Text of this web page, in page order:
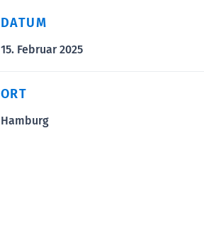
DATUM
15. Februar 2025
ORT
Hamburg